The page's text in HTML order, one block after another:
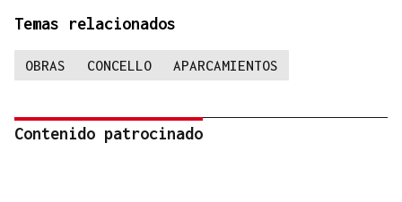
Temas relacionados
OBRAS CONCELLO APARCAMIENTOS
Contenido patrocinado